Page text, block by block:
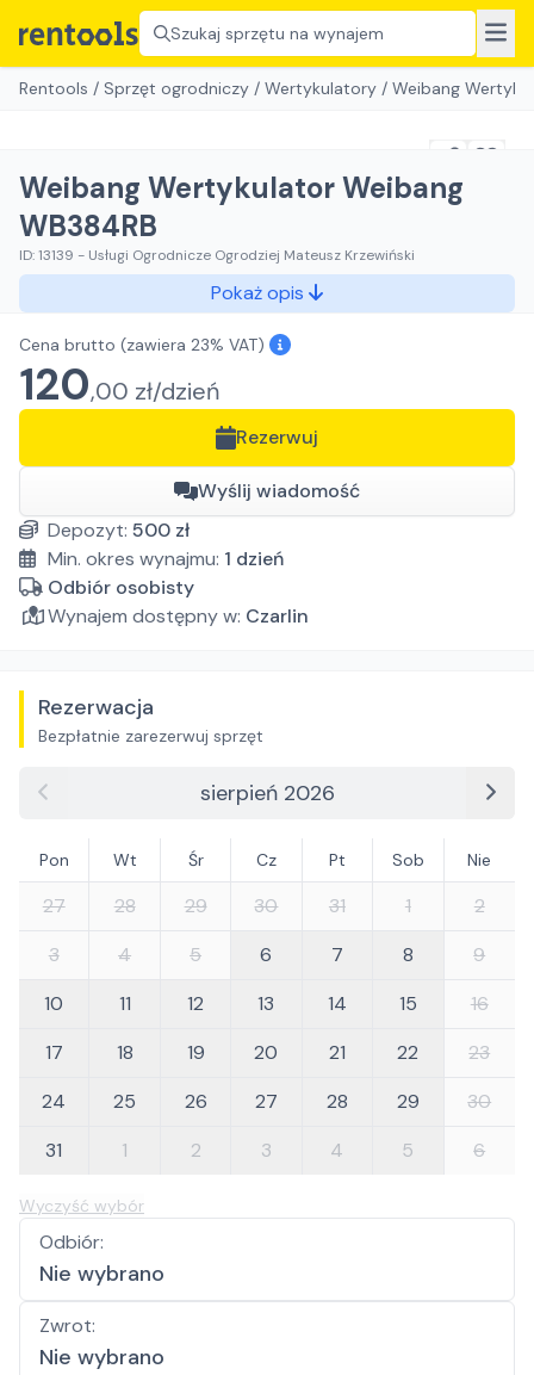
Szukaj sprzętu na wynajem
Rentools / Sprzęt ogrodniczy / Wertykulatory / Weibang
Weibang Wertykulator Weibang
WB384RB
ID:13139 - Usługi Ogrodnicze Ogrodziej Mateusz Krzewiński
Pokaż opis
Cena brutto (zawiera 23% VAT)
120,00 zł/dzień
Rezerwuj
Wyślij wiadomość
Depozyt: 500 zł
Min. okres wynajmu: 1 dzień
Odbiór osobisty
Wynajem dostępny w: Czarlin
Rezerwacja
Bezpłatnie zarezerwuj sprzęt
sierpień 2026
Pon Wt Śr Cz Pt Sob Nie
27 28 29 30 31 1
2
3
4 5 6 7 8
9
10
11 12 13 14 15
16
17
18 19 20 21 22
23
24
25 26 27 28 29
30
31
1 2 3 4 5 6
Wyczyść wybór
Odbiór:
Nie wybrano
Zwrot:
Nie wybrano